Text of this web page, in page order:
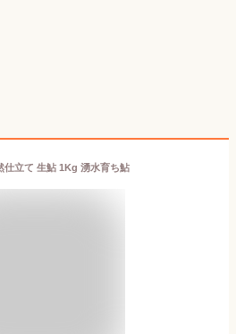
仕立て 生鮎 1Kg 湧水育ち鮎